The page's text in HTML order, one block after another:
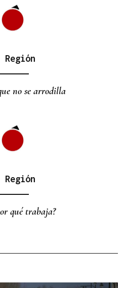
Región
no se arrodilla
Región
qué trabaja?